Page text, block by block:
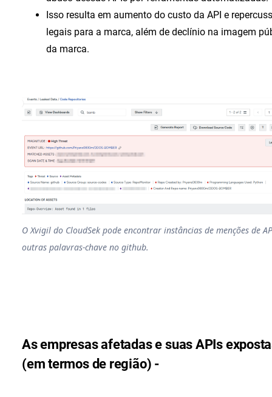
Isso resulta em aumento do custo da API e
legais para a marca, além de declínio na imagem
da marca.
O Xvigil do CloudSek pode encontrar instâncias de menções de
outras palavras-chave no github.
As empresas afetadas e suas APIs
(em termos de região) -